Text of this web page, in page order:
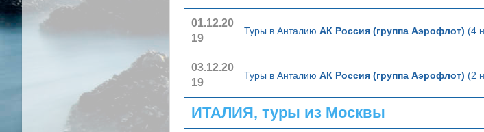
01.12.20
19
Туры в Анталию АК Россия (группа Аэрофлот) (4
03.12.20
19
Туры в Анталию АК Россия (группа Аэрофлот) (2
ИТАЛИЯ, туры из Москвы